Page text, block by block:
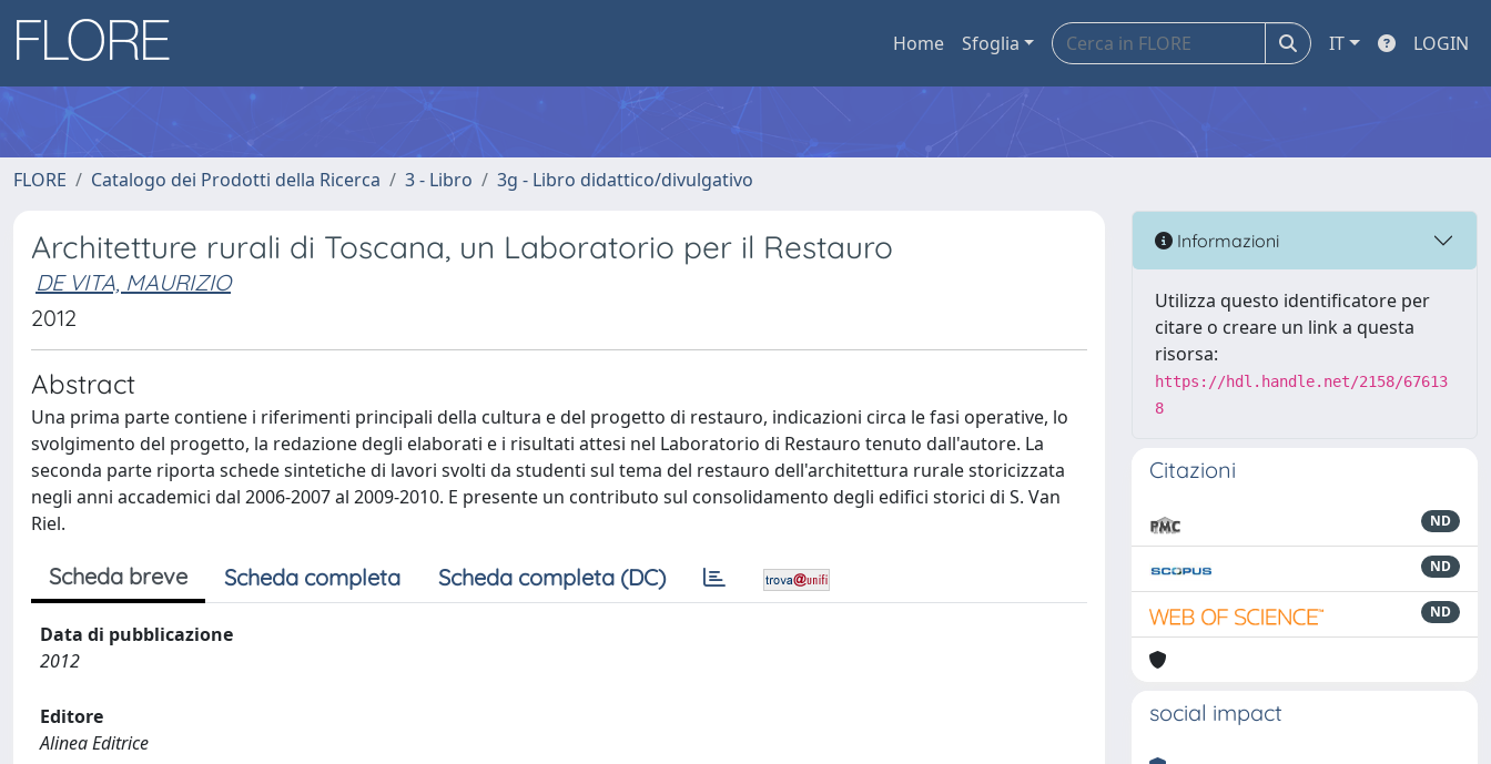
Home Sfoglia IT LOGIN
FLORE Catalogo dei Prodotti della Ricerca 3 - Libro 3g - Libro didattico/divulgativo
Architetture rurali di Toscana, un Laboratorio per il Restauro
DE VITA, MAURIZIO
2012
Abstract
Una prima parte contiene i riferimenti principali della cultura e del progetto di restauro, indicazioni circa le fasi operative, lo
svolgimento del progetto, la redazione degli elaborati e i risultati attesi nel Laboratorio di Restauro tenuto dall'autore. La
seconda parte riporta schede sintetiche di lavori svolti da studenti sul tema del restauro dell'architettura rurale storicizzata
negli anni accademici dal 2006-2007 al 2009-2010. E presente un contributo sul consolidamento degli edifici storici di S. Van
Riel.
Scheda breve Scheda completa Scheda completa (DC)
Data di pubblicazione
2012
Editore
Alinea Editrice
Informazioni
Utilizza questo identificatore per
citare o creare un link a questa
risorsa:
https://hdl.handle.net/2158/67613
8
Citazioni
ND
ND
ND
social impact